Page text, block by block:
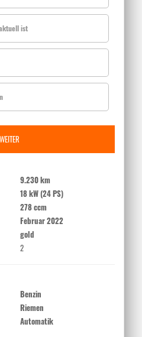
ist
WEITER
9.230 km
18 kW (24 PS)
278 ccm
Februar 2022
gold
2
Benzin
Riemen
Automatik